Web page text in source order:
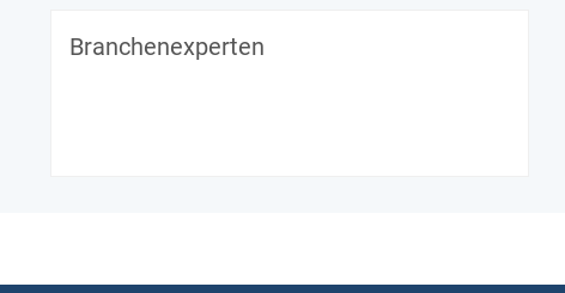
Branchenexperten